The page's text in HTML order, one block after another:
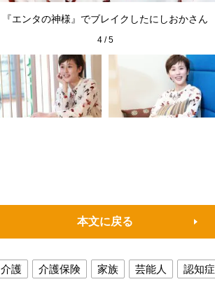
『エンタの神様』でブレイクしたにしおかさん
4/5
本文に戻る
介護 介護保険 家族 芸能人 認知症